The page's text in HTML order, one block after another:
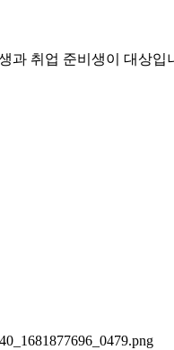
과 취업 준비생이 대상입